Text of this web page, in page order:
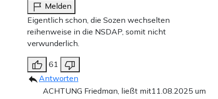
Melden
Eigentlich schon, die Sozen wechselten
reihenweise in die NSDAP, somit nicht
verwunderlich.
61
Antworten
ACHTUNG Friedman, ließt mit11.08.2025 um